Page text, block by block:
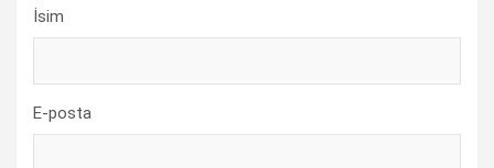
İsim
E-posta